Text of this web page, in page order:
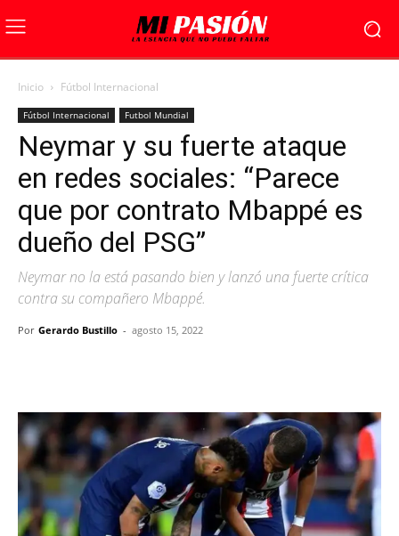
Inicio Fútbol Internacional
Fútbol Internacional Futbol Mundial
Neymar y su fuerte ataque
en redes sociales: “Parece
que por contrato Mbappé es
dueño del PSG”
Neymar no la está pasando bien y lanzó una fuerte crítica
contra su compañero Mbappé.
Por Gerardo Bustillo - agosto 15, 2022